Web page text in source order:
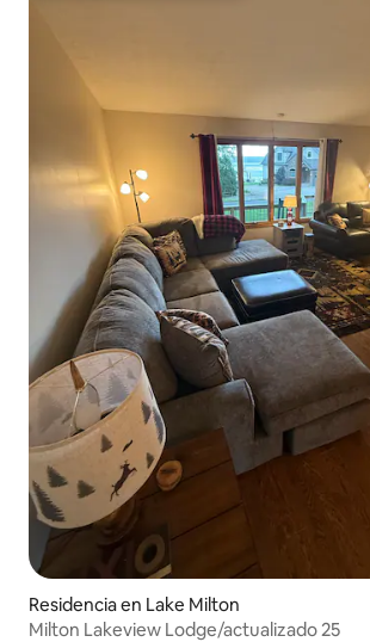
Residencia en Lake Milton
Milton Lakeview Lodge/actualizado 25